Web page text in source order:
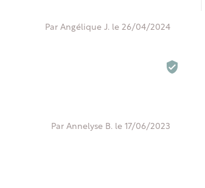
Par Angélique J. le 26/04/2024

Par Annelyse B. le 17/06/2023